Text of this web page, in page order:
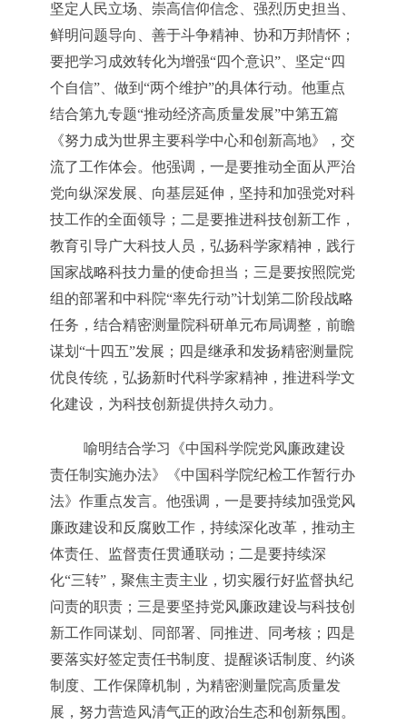
坚定人民立场、崇高信仰信念、强烈历史担当、
鲜明问题导向、善于斗争精神、协和万邦情怀；
要把学习成效转化为增强“四个意识”、坚定“四
个自信”、做到“两个维护”的具体行动。他重点
结合第九专题“推动经济高质量发展”中第五篇
《努力成为世界主要科学中心和创新高地》，交
流了工作体会。他强调，一是要推动全面从严治
党向纵深发展、向基层延伸，坚持和加强党对科
技工作的全面领导；二是要推进科技创新工作，
教育引导广大科技人员，弘扬科学家精神，践行
国家战略科技力量的使命担当；三是要按照院党
组的部署和中科院“率先行动”计划第二阶段战略
任务，结合精密测量院科研单元布局调整，前瞻
谋划“十四五”发展；四是继承和发扬精密测量院
优良传统，弘扬新时代科学家精神，推进科学文
化建设，为科技创新提供持久动力。
喻明结合学习《中国科学院党风廉政建设
责任制实施办法》《中国科学院纪检工作暂行办
法》作重点发言。他强调，一是要持续加强党风
廉政建设和反腐败工作，持续深化改革，推动主
体责任、监督责任贯通联动；二是要持续深
化“三转”，聚焦主责主业，切实履行好监督执纪
问责的职责；三是要坚持党风廉政建设与科技创
新工作同谋划、同部署、同推进、同考核；四是
要落实好签定责任书制度、提醒谈话制度、约谈
制度、工作保障机制，为精密测量院高质量发
展，努力营造风清气正的政治生态和创新氛围。